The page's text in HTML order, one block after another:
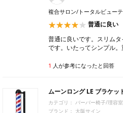
複合サロン/トータルビュー
普通に良い
普通に良いです。スリム
です。いたってシンプル。
1 人が参考になったと回答
ムーンロング LE ブラケッ
カテゴリ： バーバー椅子/理容
ブランド： 大阪サイン